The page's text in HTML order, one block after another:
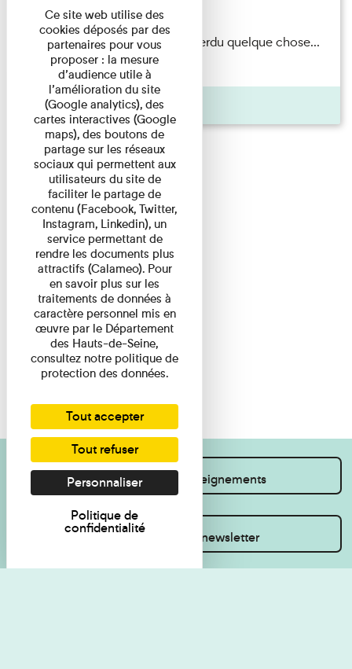
Du 15/08/2026 au 15/08/2026
Il semblerait qu’Albert Kahn a perdu quelque chose...
Accompagnés d’une ...
Agenda
Je souhaite des renseignements
Inscrivez-vous à la newsletter
Ce site web utilise des
cookies déposés par des
partenaires pour vous
proposer : la mesure
d’audience utile à
l’amélioration du site
(Google analytics), des
cartes interactives (Google
maps), des boutons de
partage sur les réseaux
sociaux qui permettent aux
utilisateurs du site de
faciliter le partage de
contenu (Facebook, Twitter,
Instagram, Linkedin), un
service permettant de
rendre les documents plus
attractifs (Calameo). Pour
en savoir plus sur les
traitements de données à
caractère personnel mis en
œuvre par le Département
des Hauts-de-Seine,
consultez notre politique de
protection des données.
Tout accepter
Tout refuser
Personnaliser
Politique de
confidentialité